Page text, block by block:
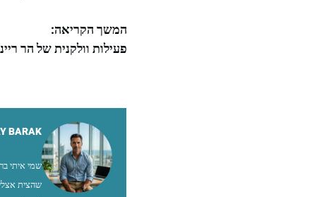
המשך הקריאה:
פעילות וולקנית של הר
BARAK
שהצית